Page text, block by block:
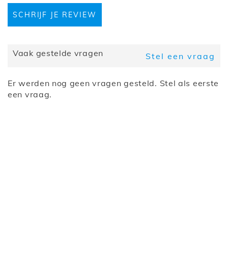
Barcode
5400943156706
Bevestiging
Staand
LED-
Nee
Samenstelling3 deuren 3 lades
SCHRIJF JE REVIEW
Vaak gestelde vragen Stel een vraag
Er werden nog geen vragen gesteld. Stel als eerste
een vraag.